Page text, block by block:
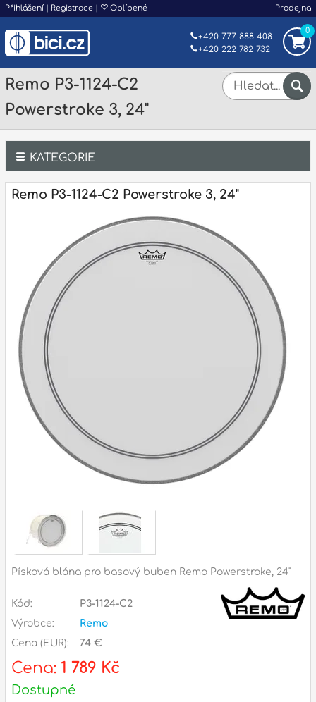
Přihlášení | Registrace | Oblíbené Prodejna
0
+420 777 888 408
+420 222 782 732
Remo P3-1124-C2
Powerstroke 3, 24"
KATEGORIE
Bicí
Kytary a strunné nástroje
Dechy
Příslušenství
Zvuk
Dárkové předměty
Noty a knihy
Ostatní
Naše prodejna
Adresa
Remo P3-1124-C2 Powerstroke 3, 24"
Písková blána pro basový buben Remo Powerstroke, 24"
Kód:
P3-1124-C2
Výrobce:
Remo
Cena (EUR):
74 €
Cena: 1 789 Kč
Dostupné